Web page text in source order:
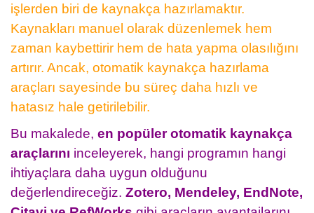
işlerden biri de kaynakça hazırlamaktır.
Kaynakları manuel olarak düzenlemek hem
zaman kaybettirir hem de hata yapma olasılığını
artırır. Ancak, otomatik kaynakça hazırlama
araçları sayesinde bu süreç daha hızlı ve
hatasız hale getirilebilir.
Bu makalede, en popüler otomatik kaynakça
araçlarını inceleyerek, hangi programın hangi
ihtiyaçlara daha uygun olduğunu
değerlendireceğiz. Zotero, Mendeley, EndNote,